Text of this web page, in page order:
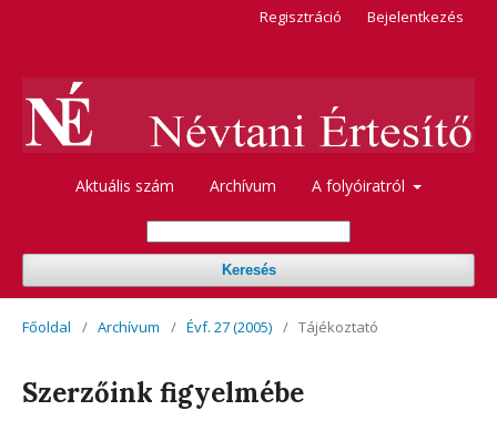
Aktuális szám Archívum A folyóiratról
Keresés
Regisztráció Bejelentkezés
Főoldal / Archívum / Évf. 27 (2005) / Tájékoztató
Szerzőink figyelmébe